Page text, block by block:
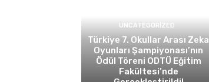
UNCATEGORIZED
Türkiye 7. Okullar Arası Zeka
Oyunları Şampiyonası’nın
Ödül Töreni ODTÜ Eğitim
Fakültesi’nde